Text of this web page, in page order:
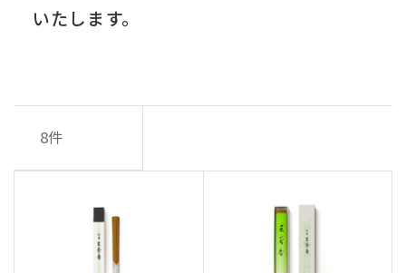
いたします。
8件